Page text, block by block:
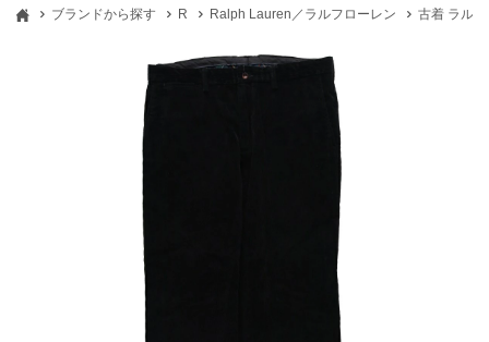
ブランドから探す
R Ralph Lauren／ラルフローレン 古着 ラル